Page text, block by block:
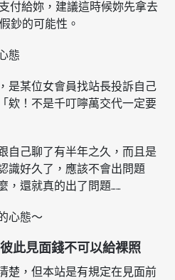
付給妳，建議這時候妳先拿去
鈔的可能性。
態
是某位女會員找站長投訴自己
欸！不是千叮嚀萬交代一定要
自己聊了有半年之久，而且是
識好久了，應該不會出問題
，還就真的出了問題……
心態～
此見面錢不可以給裸照
楚，但本站是有規定在見面前